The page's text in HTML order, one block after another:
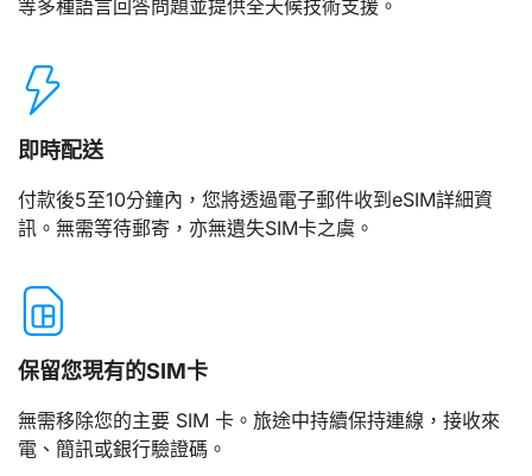
等多種語言回答問題並提供全天候技術支援。
即時配送
付款後5至10分鐘內，您將透過電子郵件收到eSIM詳細資
訊。無需等待郵寄，亦無遺失SIM卡之虞。
保留您現有的SIM卡
無需移除您的主要 SIM 卡。旅途中持續保持連線，接收來
電、簡訊或銀行驗證碼。